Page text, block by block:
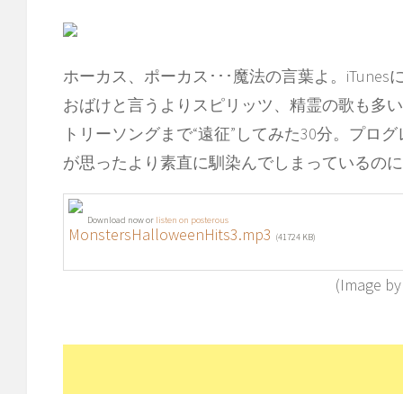
ホーカス、ポーカス･･･魔法の言葉よ。iTunes
おばけと言うよりスピリッツ、精霊の歌も多
トリーソングまで“遠征”してみた30分。プロ
が思ったより素直に馴染んでしまっているの
Download now or listen on posterous
MonstersHalloweenHits3.mp3 (41724 KB)
(Image